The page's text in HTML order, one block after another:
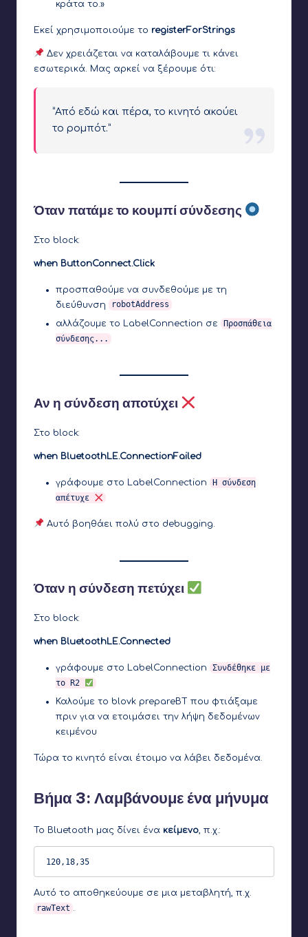
κράτα το.»
Εκεί χρησιμοποιούμε το registerForStrings
Δεν χρειάζεται να καταλάβουμε τι κάνει
εσωτερικά. Μας αρκεί να ξέρουμε ότι:
“Από εδώ και πέρα, το κινητό ακούει
το ρομπότ.”
Όταν πατάμε το κουμπί σύνδεσης
Στο block:
when ButtonConnect.Click
προσπαθούμε να συνδεθούμε με τη
διεύθυνση
robotAddress
αλλάζουμε το LabelConnection σε
Προσπάθεια
σύνδεσης...
Αν η σύνδεση αποτύχει
Στο block:
when BluetoothLE.ConnectionFailed
γράφουμε στο LabelConnection
Η σύνδεση
απέτυχε
Αυτό βοηθάει πολύ στο debugging.
Όταν η σύνδεση πετύχει
Στο block:
when BluetoothLE.Connected
γράφουμε στο LabelConnection
Συνδέθηκε με
το R2
Καλούμε το blovk prepareBT που φτιάξαμε
πριν για να ετοιμάσει την λήψη δεδομένων
κειμένου
Τώρα το κινητό είναι έτοιμο να λάβει δεδομένα.
Βήμα 3: Λαμβάνουμε ένα μήνυμα
Το Bluetooth μας δίνει ένα κείμενο, π.χ.:
120,18,35
Αυτό το αποθηκεύουμε σε μια μεταβλητή, π.χ.
rawText .